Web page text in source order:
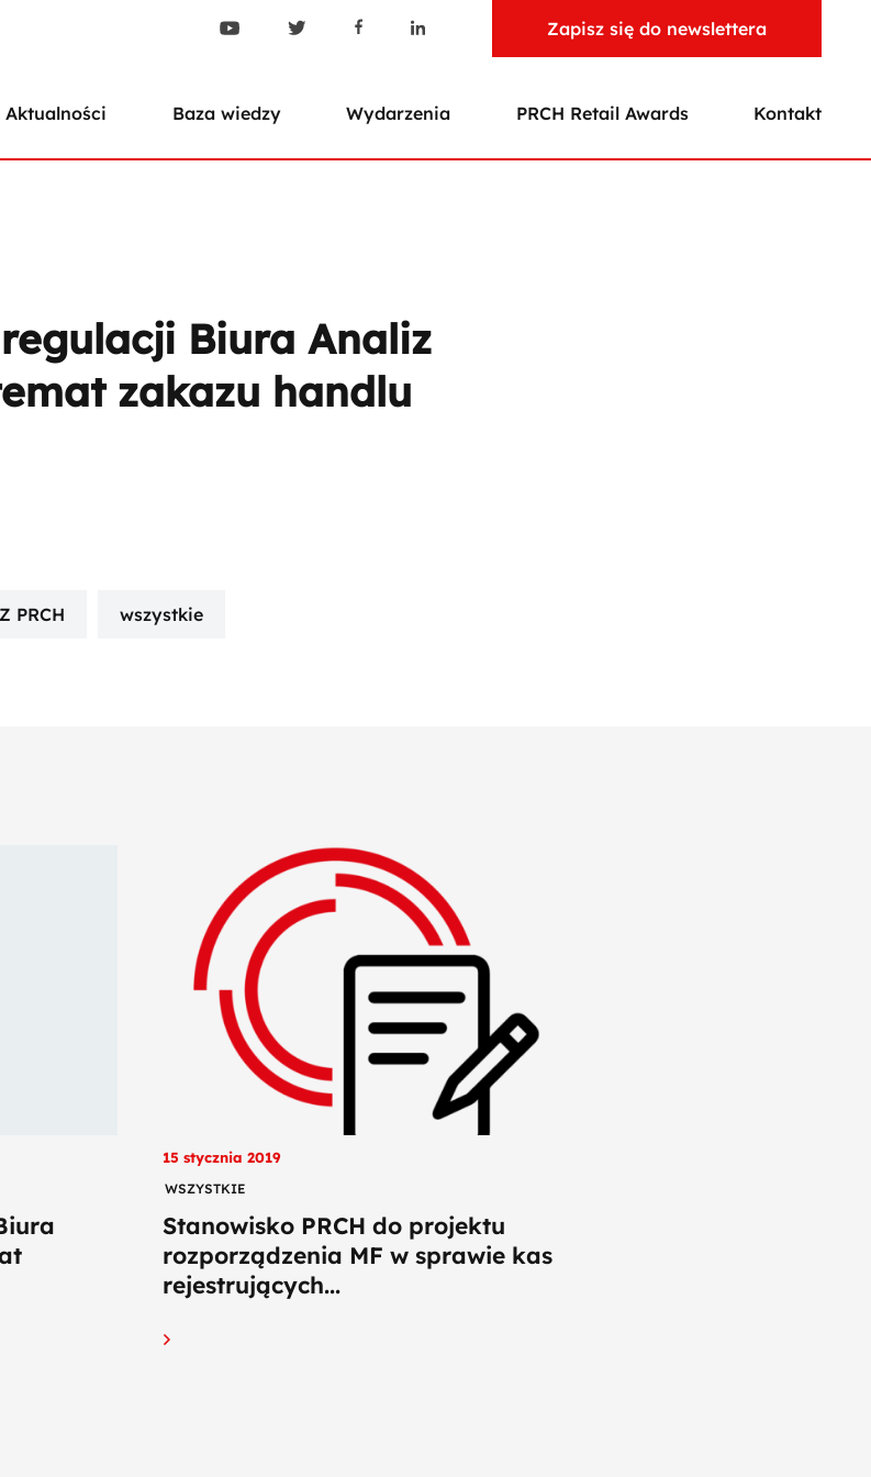
Zapisz się do newslettera
Aktualności Baza wiedzy Wydarzenia PRCH Retail Awards Kontakt
Biura Analiz
zakazu handlu
PRCH wszystkie
15 stycznia 2019
WSZYSTKIE
Stanowisko PRCH do projektu
rozporządzenia MF w sprawie kas
rejestrujących...